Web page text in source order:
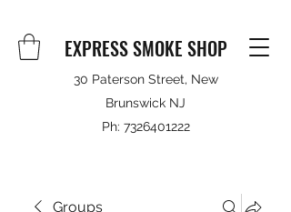
EXPRESS SMOKE SHOP
30 Paterson Street, New
Brunswick NJ
Ph: 7326401222
Groups